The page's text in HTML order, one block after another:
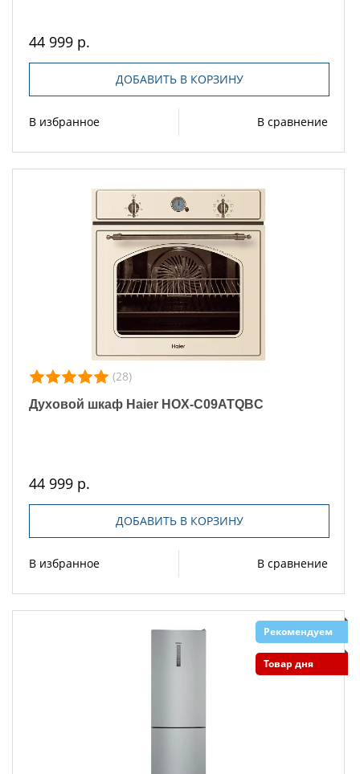
44 999 р.
ДОБАВИТЬ В КОРЗИНУ
В избранное В сравнение
(28)
Духовой шкаф Haier HOX-C09ATQBC
44 999 р.
ДОБАВИТЬ В КОРЗИНУ
В избранное В сравнение
Рекомендуем
Товар дня